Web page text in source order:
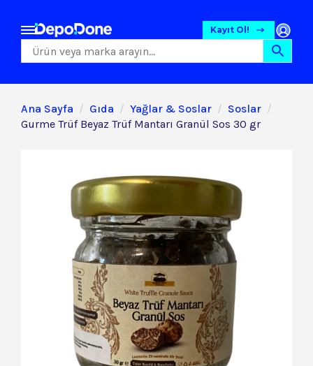
Kozmetik
Kayıt Ol!
Ana Sayfa Gıda Yağlar & Soslar
Soslar
Gurme Trüf Beyaz Trüf Mantarı Granül Sos 30 gr